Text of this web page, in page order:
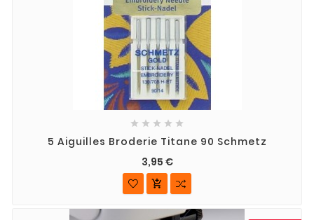
    
5 Aiguilles Broderie Titane 90 Schmetz
3,95 €
